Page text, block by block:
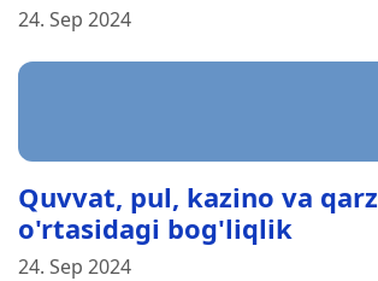
24. Sep 2024
Quvvat, pul, kazino va qarz
o'rtasidagi bog'liqlik
24. Sep 2024